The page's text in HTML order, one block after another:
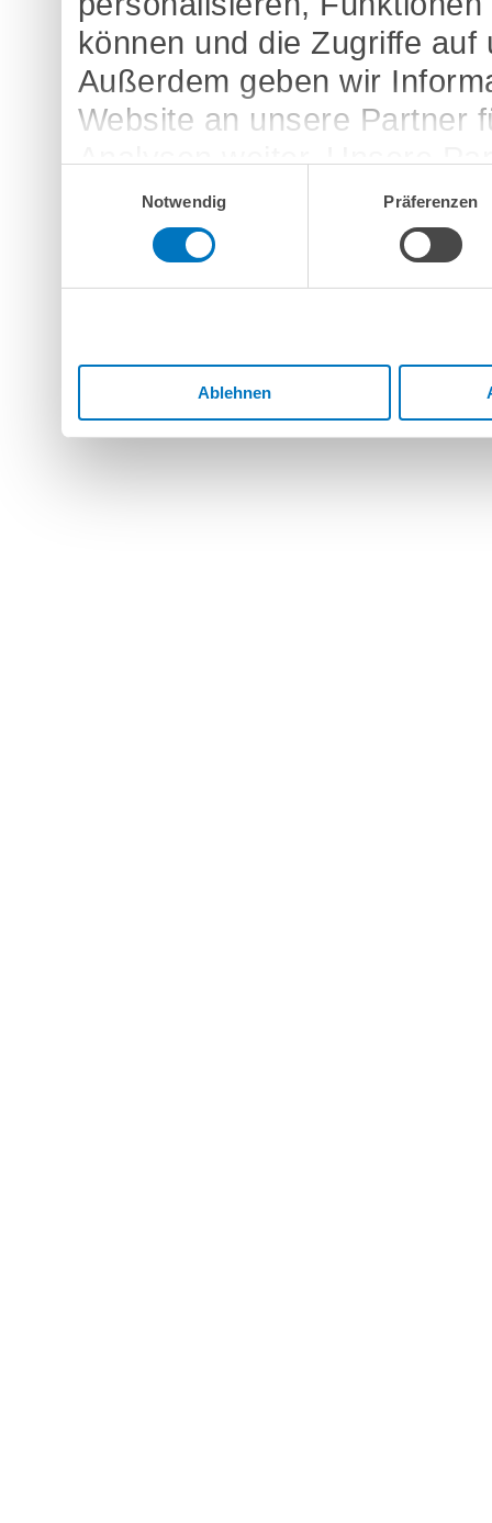
können und die Zugriffe
Außerdem geben wir
Website an unsere Partner
Analysen weiter. Unsere
möglicherweise mit
bereitgestellt haben oder
Dienste gesammelt haben.
Notwendig
Präferenzen
Ablehnen